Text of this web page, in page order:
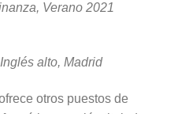
Verano 2021
alto, Madrid
otros puestos de